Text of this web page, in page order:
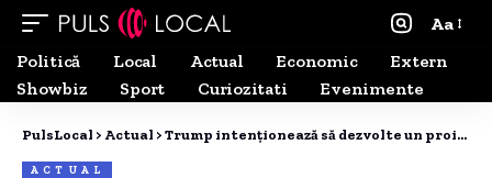
Aa
Politică
Local Actual Economic
Extern
Showbiz
Sport Curiozitati Evenimente
PulsLocal > Actual > Trump intenționează să dezvolte un proiect imobiliar în Transilvania, lângă o fostă groapă de gunoi (NYT)
ACTUAL